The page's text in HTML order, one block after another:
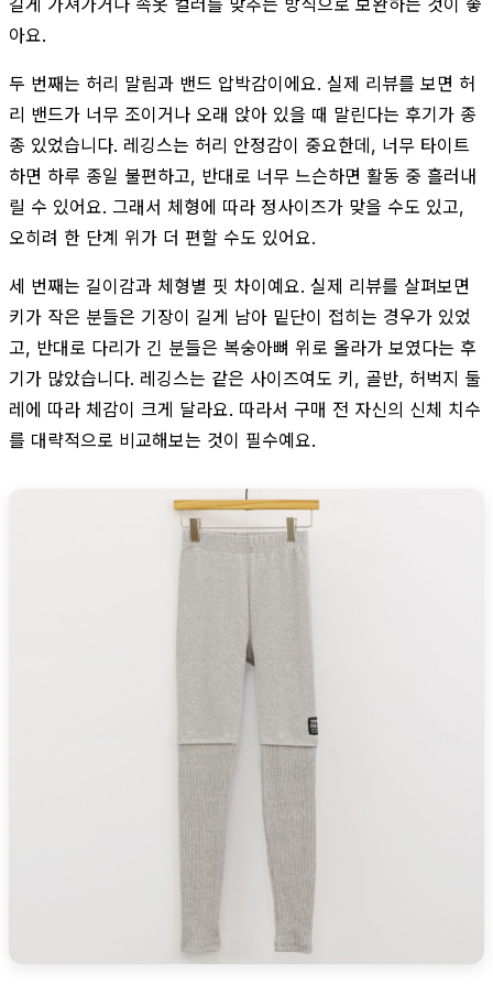
길게 가져가거나 속옷 컬러를 맞추는 방식으로 보완하는 것이 좋
아요.
두 번째는 허리 말림과 밴드 압박감이에요. 실제 리뷰를 보면 허
리 밴드가 너무 조이거나 오래 앉아 있을 때 말린다는 후기가 종
종 있었습니다. 레깅스는 허리 안정감이 중요한데, 너무 타이트
하면 하루 종일 불편하고, 반대로 너무 느슨하면 활동 중 흘러내
릴 수 있어요. 그래서 체형에 따라 정사이즈가 맞을 수도 있고,
오히려 한 단계 위가 더 편할 수도 있어요.
세 번째는 길이감과 체형별 핏 차이예요. 실제 리뷰를 살펴보면
키가 작은 분들은 기장이 길게 남아 밑단이 접히는 경우가 있었
고, 반대로 다리가 긴 분들은 복숭아뼈 위로 올라가 보였다는 후
기가 많았습니다. 레깅스는 같은 사이즈여도 키, 골반, 허벅지 둘
레에 따라 체감이 크게 달라요. 따라서 구매 전 자신의 신체 치수
를 대략적으로 비교해보는 것이 필수예요.